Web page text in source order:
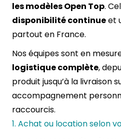
les modèles Open Top.
disponibilité continueet
partout en France.
Nos équipes sont en
logistique complète,
produit jusqu’à la livraison
accompagnement
raccourcis.
1. Achat ou location selon